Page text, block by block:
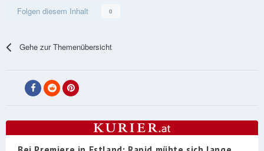
Folgen diesem Inhalt 0
Gehe zur Themenübersicht